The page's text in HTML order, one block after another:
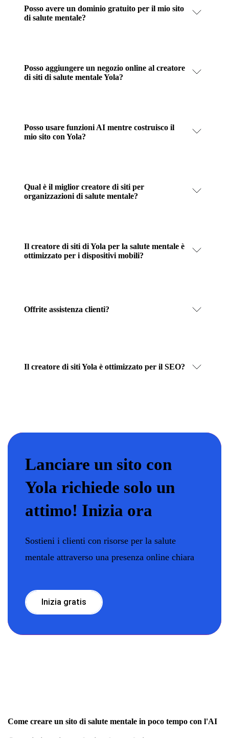
Posso avere un dominio gratuito per il mio sito
di salute mentale?
Posso aggiungere un negozio online al creatore
di siti di salute mentale Yola?
Posso usare funzioni AI mentre costruisco il
mio sito con Yola?
Qual è il miglior creatore di siti per
organizzazioni di salute mentale?
Il creatore di siti di Yola per la salute mentale è
ottimizzato per i dispositivi mobili?
Offrite assistenza clienti?
Il creatore di siti Yola è ottimizzato per il SEO?
Lanciare un sito con
Yola richiede solo un
attimo! Inizia ora
Sostieni i clienti con risorse per la salute
mentale attraverso una presenza online chiara
Inizia gratis
Come creare un sito di salute mentale in poco tempo con l'AI